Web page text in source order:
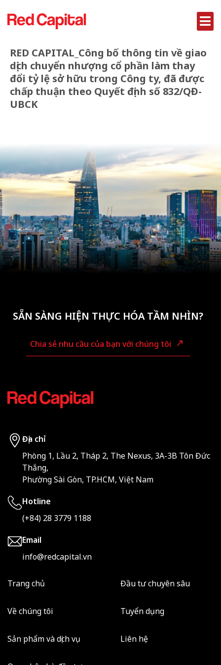
RED CAPITAL_Công bố thông tin về giao
dịch chuyển nhượng cổ phần làm thay
đổi tỷ lệ sở hữu trong Công ty, đã được
chấp thuận theo Quyết định số 832/QĐ-
UBCK
SẴN SÀNG HIỆN THỰC HÓA TẦM NHÌN?
Chia sẻ nhu cầu của bạn với chúng tôi
Địa chỉ
Phòng 1, Lầu 2, Tháp 2, The Nexus, 3A-3B Tôn Đức
Thắng,
Phường Sài Gòn, TP.HCM, Việt Nam
Hotline
(+84) 28 3779 1188
Email
info@redcapital.vn
Trang chủ
Về chúng tôi
Sản phẩm và dịch vụ
Đầu tư chuyên sâu
Tuyển dụng
Liên hệ